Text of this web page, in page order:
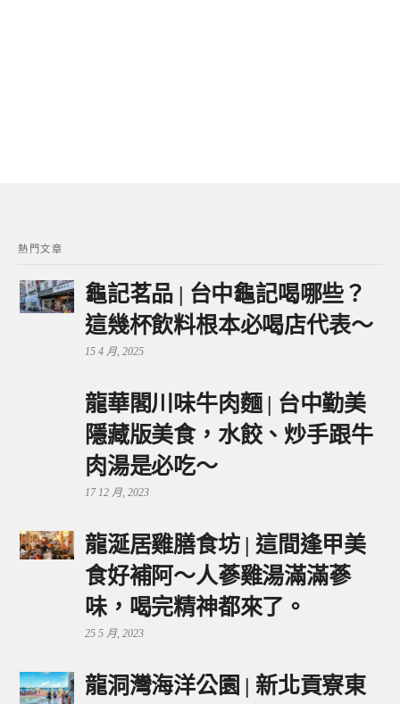
熱門文章
龜記茗品 | 台中龜記喝哪些？
這幾杯飲料根本必喝店代表～
15 4 月, 2025
龍華閣川味牛肉麵 | 台中勤美
隱藏版美食，水餃、炒手跟牛
肉湯是必吃～
17 12 月, 2023
龍涎居雞膳食坊 | 這間逢甲美
食好補阿～人蔘雞湯滿滿蔘
味，喝完精神都來了。
25 5 月, 2023
龍洞灣海洋公園 | 新北貢寮東